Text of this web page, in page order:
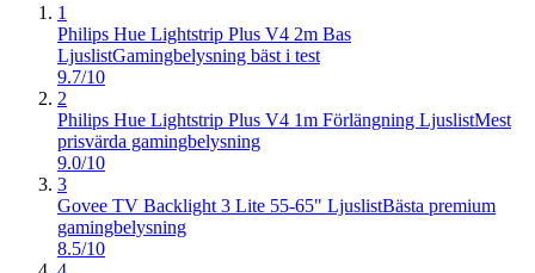
1
Philips Hue Lightstrip Plus V4 2m Bas
LjuslistGamingbelysning bäst i test
9.7/10
2
Philips Hue Lightstrip Plus V4 1m Förlängning LjuslistMest
prisvärda gamingbelysning
9.0/10
3
Govee TV Backlight 3 Lite 55-65" LjuslistBästa premium
gamingbelysning
8.5/10